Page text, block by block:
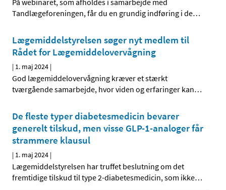
På webinaret, som afholdes i samarbejde med
Tandlægeforeningen, får du en grundig indføring i de…
Lægemiddelstyrelsen søger nyt medlem til
Rådet for Lægemiddelovervågning
| 1. maj 2024 |
God lægemiddelovervågning kræver et stærkt
tværgående samarbejde, hvor viden og erfaringer kan…
De fleste typer diabetesmedicin bevarer
generelt tilskud, men visse GLP-1-analoger får
strammere klausul
| 1. maj 2024 |
Lægemiddelstyrelsen har truffet beslutning om det
fremtidige tilskud til type 2-diabetesmedicin, som ikke…